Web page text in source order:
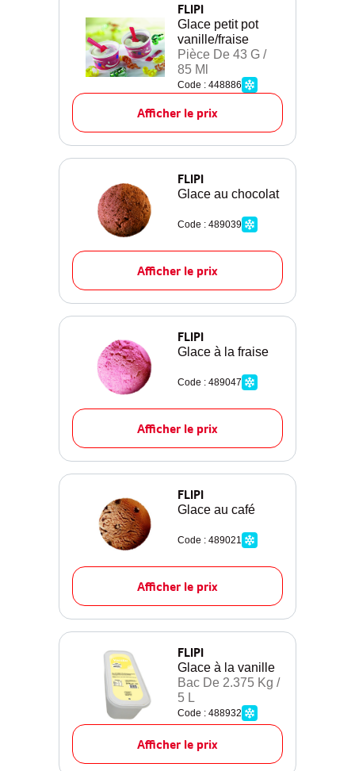
FLIPI
Glace petit pot
vanille/fraise
Pièce De 43 G /
85 Ml
Code : 448886
Afficher le prix
FLIPI
Glace au chocolat
Code : 489039
Afficher le prix
FLIPI
Glace à la fraise
Code : 489047
Afficher le prix
FLIPI
Glace au café
Code : 489021
Afficher le prix
FLIPI
Glace à la vanille
Bac De 2.375 Kg /
5 L
Code : 488932
Afficher le prix